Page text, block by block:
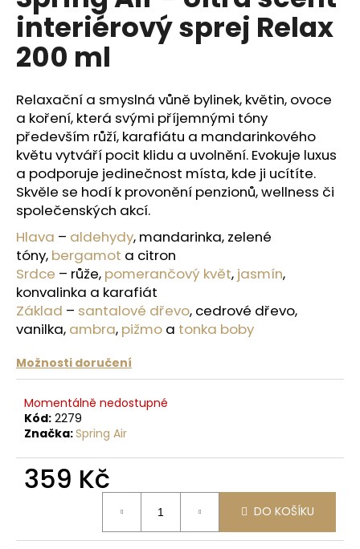
0,0
5
hvězdiček.
interiérový sprej Relax
200 ml
Relaxační a smyslná vůně bylinek, květin, ovoce
a koření, která svými příjemnými tóny
především růží, karafiátu a mandarinkového
květu vytváří pocit klidu a uvolnění. Evokuje luxus
a podporuje jedinečnost místa, kde ji ucítíte.
Skvěle se hodí k provonění penzionů, wellness či
společenských akcí.
Hlava – aldehydy, mandarinka, zelené
tóny, bergamot a citron
Srdce – růže, pomerančový květ, jasmín,
konvalinka a karafiát
Základ – santalové dřevo, cedrové dřevo,
vanilka, ambra, pižmo a tonka boby
Možnosti doručení
Momentálně nedostupné
Kód: 2279
Značka:Spring Air
359 Kč
DO KOŠÍKU
a
j
í
?
HLEDAT
D
o
p
o
r
č
u
e
m
ZÁDY